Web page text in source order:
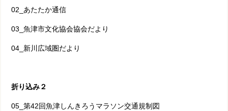
02_あたたか通信
03_魚津市文化協会協会だより
04_新川広域圏だより
折り込み２
05_第42回魚津しんきろうマラソン交通規制図